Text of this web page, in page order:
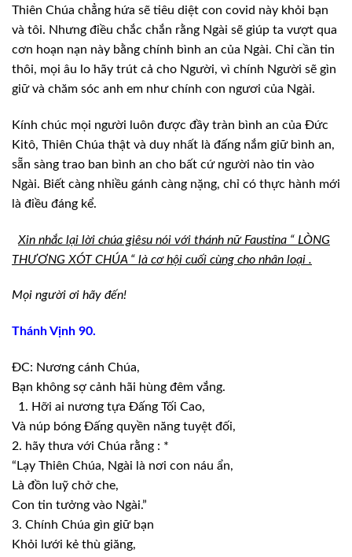
Thiên Chúa chẳng hứa sẽ tiêu diệt con covid này khỏi bạn
và tôi. Nhưng điều chắc chắn rằng Ngài sẽ giúp ta vượt qua
cơn hoạn nạn này bằng chính bình an của Ngài. Chỉ cần tin
thôi, mọi âu lo hãy trút cả cho Người, vì chính Người sẽ gìn
giữ và chăm sóc anh em như chính con ngươi của Ngài.
Kính chúc mọi người luôn được đầy tràn bình an của Đức
Kitô, Thiên Chúa thật và duy nhất là đấng nắm giữ bình an,
sẵn sàng trao ban bình an cho bất cứ người nào tin vào
Ngài. Biết càng nhiều gánh càng nặng, chỉ có thực hành mới
là điều đáng kể.
Xin nhắc lại lời chúa giêsu nói với thánh nữ Faustina “ LÒNG
THƯƠNG XÓT CHÚA “ là cơ hội cuối cùng cho nhân loại .
Mọi người ơi hãy đến!
Thánh Vịnh 90.
ĐC: Nương cánh Chúa,
Bạn không sợ cảnh hãi hùng đêm vắng.
1. Hỡi ai nương tựa Đấng Tối Cao,
Và núp bóng Đấng quyền năng tuyệt đối,
2. hãy thưa với Chúa rằng : *
“Lạy Thiên Chúa, Ngài là nơi con náu ẩn,
Là đồn luỹ chở che,
Con tin tưởng vào Ngài.”
3. Chính Chúa gìn giữ bạn
Khỏi lưới kẻ thù giăng,